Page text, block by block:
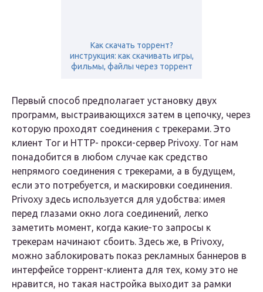
Как скачать торрент?
инструкция: как скачивать игры,
фильмы, файлы через торрент
Первый способ предполагает установку двух
программ, выстраивающихся затем в цепочку, через
которую проходят соединения с трекерами. Это
клиент Tor и HTTP- прокси-сервер Privoxy. Tor нам
понадобится в любом случае как средство
непрямого соединения с трекерами, а в будущем,
если это потребуется, и маскировки соединения.
Privoxy здесь используется для удобства: имея
перед глазами окно лога соединений, легко
заметить момент, когда какие-то запросы к
трекерам начинают сбоить. Здесь же, в Privoxy,
можно заблокировать показ рекламных баннеров в
интерфейсе торрент-клиента для тех, кому это не
нравится, но такая настройка выходит за рамки